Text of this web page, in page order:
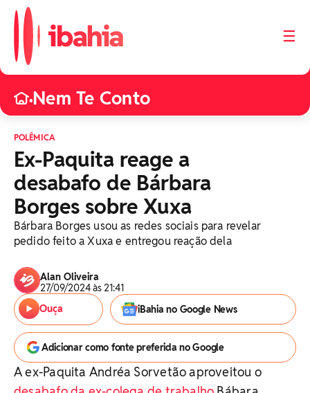
☰
•Nem Te Conto
POLÊMICA
Ex-Paquita reage a
desabafo de Bárbara
Borges sobre Xuxa
Bárbara Borges usou as redes sociais para revelar
pedido feito a Xuxa e entregou reação dela
Alan Oliveira
27/09/2024 às 21:41
Ouça
iBahia no Google News
Adicionar como fonte preferida no Google
A ex-Paquita Andréa Sorvetão aproveitou o